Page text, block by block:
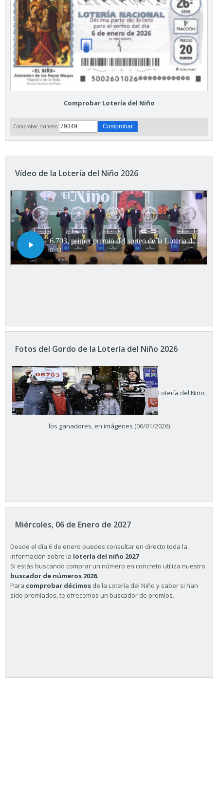
Comprobar Lotería del Niño
Comprobar número:
Vídeo de la Lotería del Niño 2026
Fotos del Gordo de la Lotería del Niño 2026
Lotería del Niño:
los ganadores, en imágenes (06/01/2026)
Miércoles, 06 de Enero de 2027
Desde el día 6 de enero puedes consultar en directo toda la
información sobre la lotería del niño 2027
Si estás buscando comprar un número en concreto utiliza nuestro
buscador de números 2026.
Para comprobar décimos de la Lotería del Niño y saber si han
sido premiados, te ofrecemos un buscador de premios.